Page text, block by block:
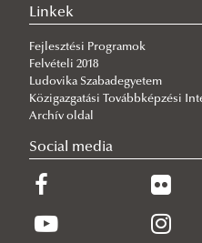
Európai doktoranduszok zárták
Defence College nyári egyetemét
2026/07/03
Hivatás és felelősség a haza
2026/07/02
Megemlékezés Zrínyi-Újvár
Linkek
Fejlesztési Programok
Felvételi 2018
Ludovika Szabadegyetem
Közigazgatási Továbbképzési
Archív oldal
Social media